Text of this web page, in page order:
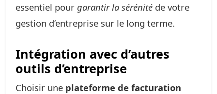
essentiel pour garantir la sérénité de votre
gestion d’entreprise sur le long terme.
Intégration avec d’autres
outils d’entreprise
Choisir une plateforme de facturation